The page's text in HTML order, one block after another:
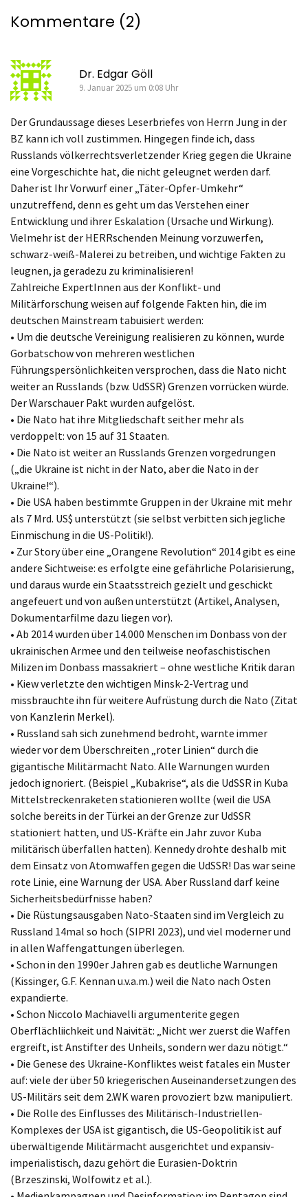
Kommentare (2)
Dr. Edgar Göll
9. Januar 2025 um 0:08 Uhr
Der Grundaussage dieses Leserbriefes von Herrn Jung in der
BZ kann ich voll zustimmen. Hingegen finde ich, dass
Russlands völkerrechtsverletzender Krieg gegen die Ukraine
eine Vorgeschichte hat, die nicht geleugnet werden darf.
Daher ist Ihr Vorwurf einer „Täter-Opfer-Umkehr“
unzutreffend, denn es geht um das Verstehen einer
Entwicklung und ihrer Eskalation (Ursache und Wirkung).
Vielmehr ist der HERRschenden Meinung vorzuwerfen,
schwarz-weiß-Malerei zu betreiben, und wichtige Fakten zu
leugnen, ja geradezu zu kriminalisieren!
Zahlreiche ExpertInnen aus der Konflikt- und
Militärforschung weisen auf folgende Fakten hin, die im
deutschen Mainstream tabuisiert werden:
• Um die deutsche Vereinigung realisieren zu können, wurde
Gorbatschow von mehreren westlichen
Führungspersönlichkeiten versprochen, dass die Nato nicht
weiter an Russlands (bzw. UdSSR) Grenzen vorrücken würde.
Der Warschauer Pakt wurden aufgelöst.
• Die Nato hat ihre Mitgliedschaft seither mehr als
verdoppelt: von 15 auf 31 Staaten.
• Die Nato ist weiter an Russlands Grenzen vorgedrungen
(„die Ukraine ist nicht in der Nato, aber die Nato in der
Ukraine!“).
• Die USA haben bestimmte Gruppen in der Ukraine mit mehr
als 7 Mrd. US$ unterstützt (sie selbst verbitten sich jegliche
Einmischung in die US-Politik!).
• Zur Story über eine „Orangene Revolution“ 2014 gibt es eine
andere Sichtweise: es erfolgte eine gefährliche Polarisierung,
und daraus wurde ein Staatsstreich gezielt und geschickt
angefeuert und von außen unterstützt (Artikel, Analysen,
Dokumentarfilme dazu liegen vor).
• Ab 2014 wurden über 14.000 Menschen im Donbass von der
ukrainischen Armee und den teilweise neofaschistischen
Milizen im Donbass massakriert – ohne westliche Kritik daran
• Kiew verletzte den wichtigen Minsk-2-Vertrag und
missbrauchte ihn für weitere Aufrüstung durch die Nato (Zitat
von Kanzlerin Merkel).
• Russland sah sich zunehmend bedroht, warnte immer
wieder vor dem Überschreiten „roter Linien“ durch die
gigantische Militärmacht Nato. Alle Warnungen wurden
jedoch ignoriert. (Beispiel „Kubakrise“, als die UdSSR in Kuba
Mittelstreckenraketen stationieren wollte (weil die USA
solche bereits in der Türkei an der Grenze zur UdSSR
stationiert hatten, und US-Kräfte ein Jahr zuvor Kuba
militärisch überfallen hatten). Kennedy drohte deshalb mit
dem Einsatz von Atomwaffen gegen die UdSSR! Das war seine
rote Linie, eine Warnung der USA. Aber Russland darf keine
Sicherheitsbedürfnisse haben?
• Die Rüstungsausgaben Nato-Staaten sind im Vergleich zu
Russland 14mal so hoch (SIPRI 2023), und viel moderner und
in allen Waffengattungen überlegen.
• Schon in den 1990er Jahren gab es deutliche Warnungen
(Kissinger, G.F. Kennan u.v.a.m.) weil die Nato nach Osten
expandierte.
• Schon Niccolo Machiavelli argumenterite gegen
Oberflächliichkeit und Naivität: „Nicht wer zuerst die Waffen
ergreift, ist Anstifter des Unheils, sondern wer dazu nötigt.“
• Die Genese des Ukraine-Konfliktes weist fatales ein Muster
auf: viele der über 50 kriegerischen Auseinandersetzungen des
US-Militärs seit dem 2.WK waren provoziert bzw. manipuliert.
• Die Rolle des Einflusses des Militärisch-Industriellen-
Komplexes der USA ist gigantisch, die US-Geopolitik ist auf
überwältigende Militärmacht ausgerichtet und expansiv-
imperialistisch, dazu gehört die Eurasien-Doktrin
(Brzeszinski, Wolfowitz et al.).